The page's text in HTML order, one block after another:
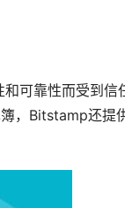
可靠性而受到
，Bitstamp还提